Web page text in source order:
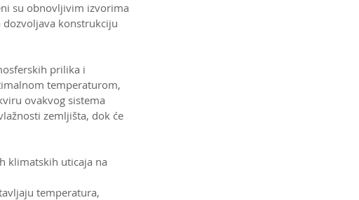
su obnovljivim izvorima
konstrukciju
prilika i
temperaturom,
ovakvog sistema
zemljišta, dok će
klimatskih uticaja na
temperatura,